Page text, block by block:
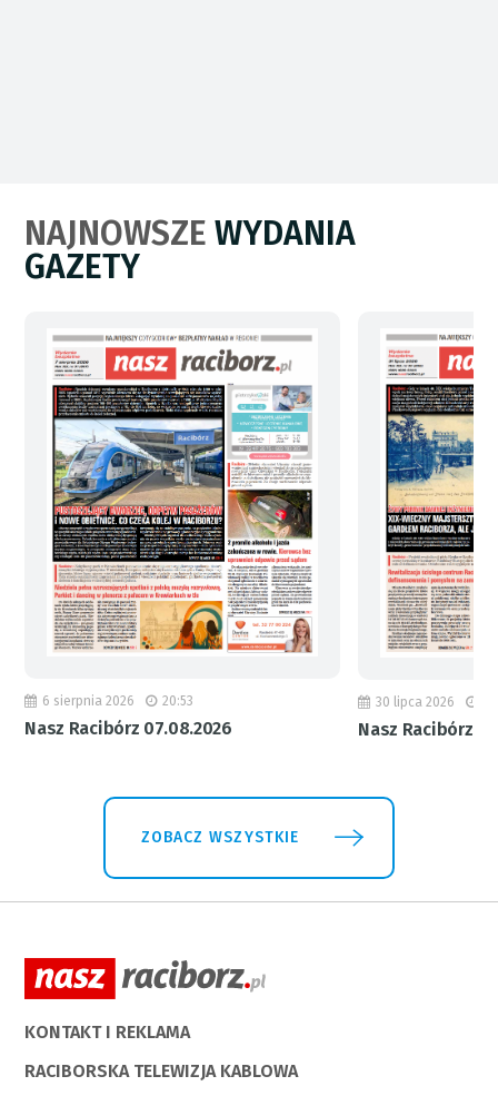
NAJNOWSZEWYDANIA
GAZETY
6 sierpnia 2026 20:53
Nasz Racibórz 07.08.2026
30 lipca 2026
Nasz Racibórz
ZOBACZ WSZYSTKIE
KONTAKT I REKLAMA
RACIBORSKA TELEWIZJA KABLOWA